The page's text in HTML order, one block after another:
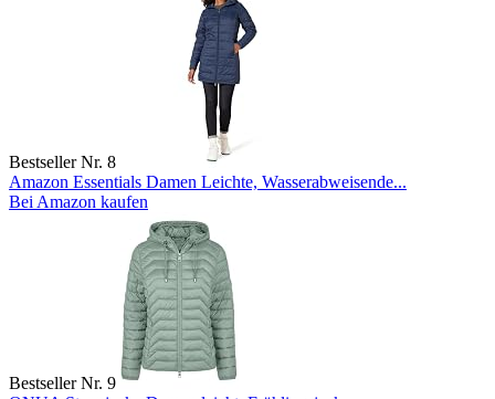
Bestseller Nr. 8
Amazon Essentials Damen Leichte, Wasserabweisende...
Bei Amazon kaufen
Bestseller Nr. 9